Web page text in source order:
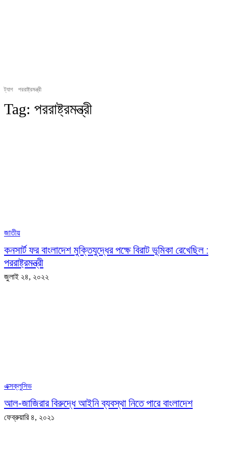
ট্যাগ পররাষ্ট্রমন্ত্রী
Tag: পররাষ্ট্রমন্ত্রী
জাতীয়
কনসার্ট ফর বাংলাদেশ মুক্তিযুদ্ধের পক্ষে বিরাট ভূমিকা রেখেছিল :
পররাষ্ট্রমন্ত্রী
জুলাই ২৪, ২০২২
এক্সক্লুসিভ
আল-জাজিরার বিরুদ্ধে আইনি ব্যবস্থা নিতে পারে বাংলাদেশ
ফেব্রুয়ারি ৪, ২০২১